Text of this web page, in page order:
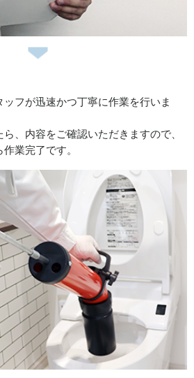
フが迅速かつ丁寧に作業を行いま
、内容をご確認いただきますので、
業完了です。